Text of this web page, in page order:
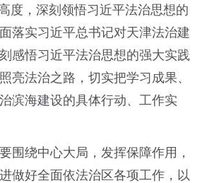
度，深刻领悟习近平法治思想的
落实习近平总书记对天津法治建
感悟习近平法治思想的强大实践
亮法治之路，切实把学习成果、
滨海建设的具体行动、工作实
围绕中心大局，发挥保障作用，
做好全面依法治区各项工作，以